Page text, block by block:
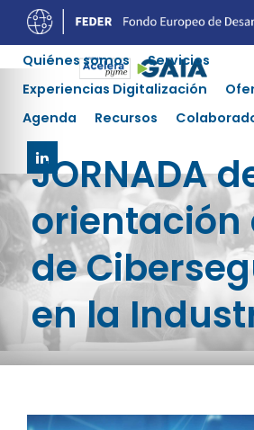
Quiénes somos
Servicios
Experiencias Digitalización
Agenda
Recursos
JORNADA
orientación
de
en la